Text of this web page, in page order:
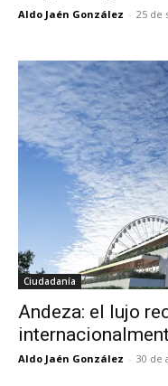
Aldo Jaén González - 25 de
Ciudadanía
Andeza: el lujo
Aldo Jaén González - 30 de